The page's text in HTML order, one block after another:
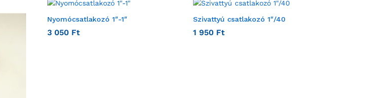
Nyomócsatlakozó 1″-1″
3 050 Ft
Szivattyú csatlakozó 1″/40
1 950 Ft